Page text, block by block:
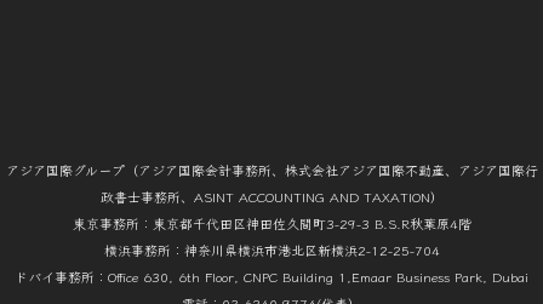
アジア国際グループ（アジア国際会計事務所、株式会社アジア国際不動産、アジア国際行
政書士事務所、ASINT ACCOUNTING AND TAXATION）
東京事務所：東京都千代田区神田佐久間町3-29-3 B.S.R秋葉原4階
横浜事務所：神奈川県横浜市港北区新横浜2-12-25-704
ドバイ事務所：Office 630, 6th Floor, CNPC Building 1,Emaar Business Park, Dubai